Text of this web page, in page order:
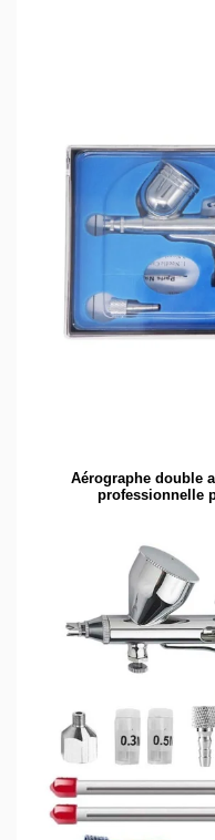
Aérographe double
professionnelle